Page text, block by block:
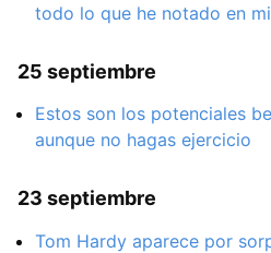
todo lo que he notado en
25 septiembre
Estos son los potenciales
aunque no hagas ejercicio
23 septiembre
Tom Hardy aparece por